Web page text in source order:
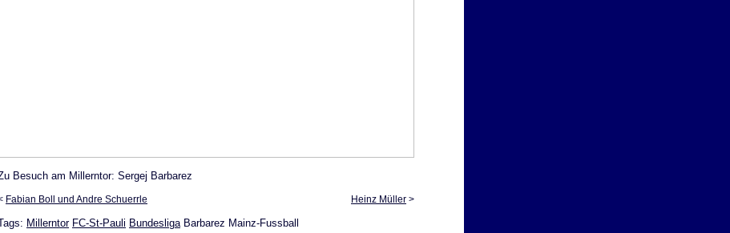
Besuch am Millerntor: Sergej Barbarez
Fabian Boll und Andre Schuerrle Heinz Müller >
Millerntor FC-St-Pauli Bundesliga Barbarez Mainz-Fussball